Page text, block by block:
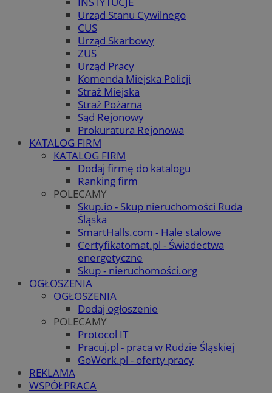
Urząd Stanu Cywilnego
CUS
Urząd Skarbowy
ZUS
Urząd Pracy
Komenda Miejska Policji
Straż Miejska
Straż Pożarna
Sąd Rejonowy
Prokuratura Rejonowa
KATALOG FIRM
KATALOG FIRM
Dodaj firmę do katalogu
Ranking firm
POLECAMY
Skup.io - Skup nieruchomości Ruda
Śląska
SmartHalls.com - Hale stalowe
Certyfikatomat.pl - Świadectwa
energetyczne
Skup - nieruchomości.org
OGŁOSZENIA
OGŁOSZENIA
Dodaj ogłoszenie
POLECAMY
Protocol IT
Pracuj.pl - praca w Rudzie Śląskiej
GoWork.pl - oferty pracy
REKLAMA
WSPÓŁPRACA